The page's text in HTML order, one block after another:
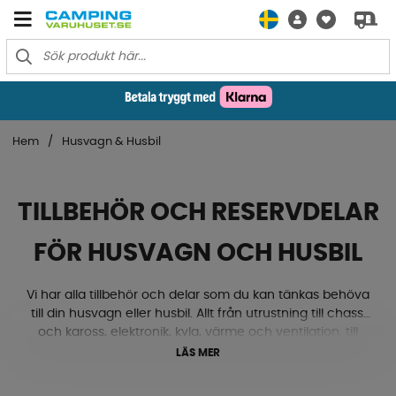
Hem Husvagn & Husbil
TILLBEHÖR OCH RESERVDELAR
FÖR HUSVAGN OCH HUSBIL
Vi har alla tillbehör och delar som du kan tänkas behöva
till din husvagn eller husbil. Allt från utrustning till chassi
och kaross, elektronik, kyla, värme och ventilation, till
gasol, textilmattor, lås och beslag med mera. Ja, här
LÄS MER